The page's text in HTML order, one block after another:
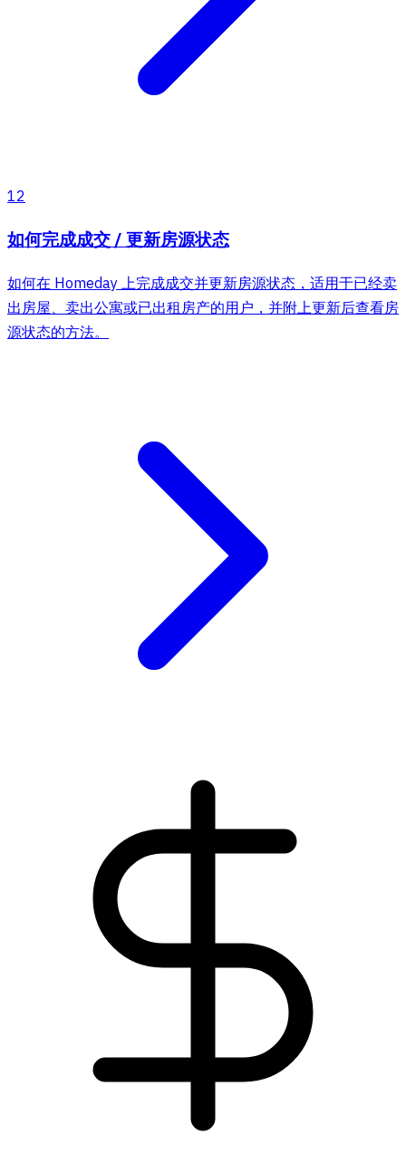
12
如何完成成交 / 更新房源状态
如何在 Homeday 上完成成交并更新房源状态，适用于已经卖
出房屋、卖出公寓或已出租房产的用户，并附上更新后查看房
源状态的方法。